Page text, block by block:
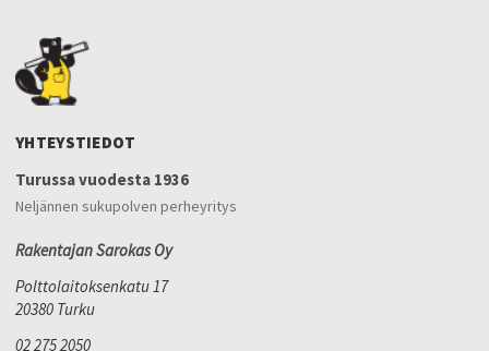
YHTEYSTIEDOT
Turussa vuodesta 1936
Neljännen sukupolven perheyritys
Rakentajan Sarokas Oy
Polttolaitoksenkatu 17
20380 Turku
02 275 2050